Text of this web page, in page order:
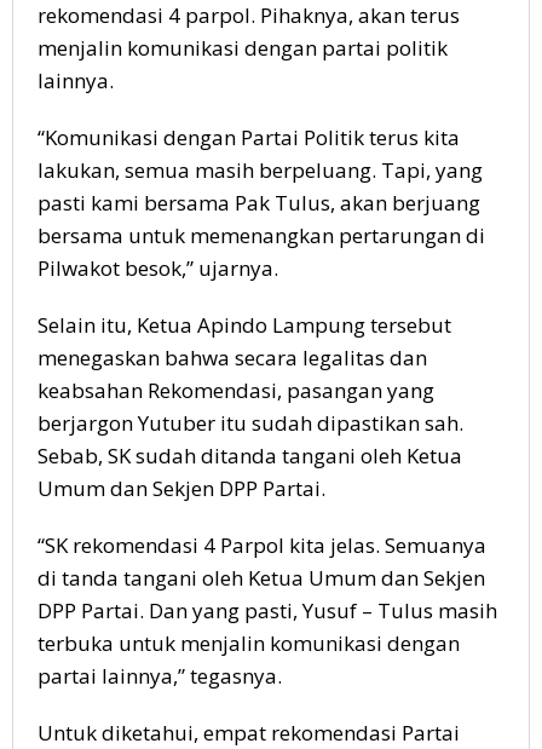
rekomendasi 4 parpol. Pihaknya, akan terus
menjalin komunikasi dengan partai politik
lainnya.
“Komunikasi dengan Partai Politik terus kita
lakukan, semua masih berpeluang. Tapi, yang
pasti kami bersama Pak Tulus, akan berjuang
bersama untuk memenangkan pertarungan di
Pilwakot besok,” ujarnya.
Selain itu, Ketua Apindo Lampung tersebut
menegaskan bahwa secara legalitas dan
keabsahan Rekomendasi, pasangan yang
berjargon Yutuber itu sudah dipastikan sah.
Sebab, SK sudah ditanda tangani oleh Ketua
Umum dan Sekjen DPP Partai.
“SK rekomendasi 4 Parpol kita jelas. Semuanya
di tanda tangani oleh Ketua Umum dan Sekjen
DPP Partai. Dan yang pasti, Yusuf – Tulus masih
terbuka untuk menjalin komunikasi dengan
partai lainnya,” tegasnya.
Untuk diketahui, empat rekomendasi Partai